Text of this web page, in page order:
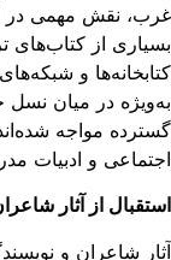
نقش مهمی در
از کتاب‌های
و شبکه‌های
در میان نسل
مواجه
و ادبیات
از آثار
شاعران و